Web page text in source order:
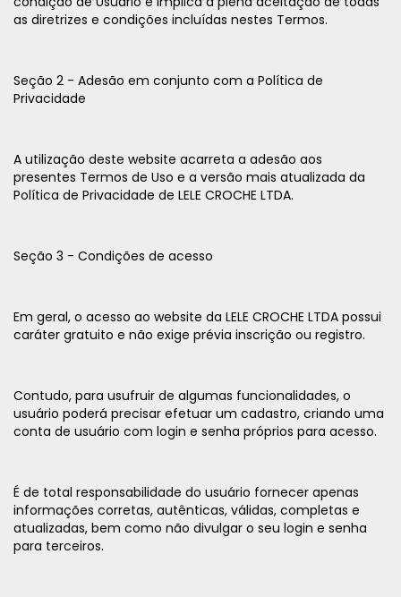
as diretrizes e condições incluídas nestes Termos.
Seção 2 - Adesão em conjunto com a Política de
Privacidade
A utilização deste website acarreta a adesão aos
presentes Termos de Uso e a versão mais atualizada da
Política de Privacidade de LELE CROCHE LTDA.
Seção 3 - Condições de acesso
Em geral, o acesso ao website da LELE CROCHE LTDA possui
caráter gratuito e não exige prévia inscrição ou registro.
Contudo, para usufruir de algumas funcionalidades, o
usuário poderá precisar efetuar um cadastro, criando uma
conta de usuário com login e senha próprios para acesso.
É de total responsabilidade do usuário fornecer apenas
informações corretas, autênticas, válidas, completas e
atualizadas, bem como não divulgar o seu login e senha
para terceiros.